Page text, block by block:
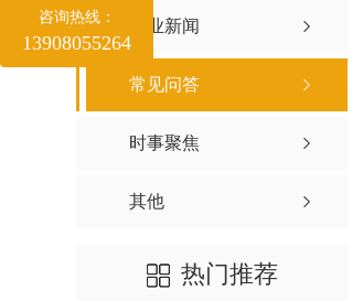
行业新闻
常见问答
时事聚焦
其他
热门推荐
咨询热线：
13908055264